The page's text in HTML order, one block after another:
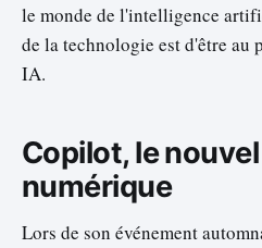
le monde de l'intelligence
de la technologie est d'être au
IA.
Copilot, le
numérique
Lors de son événement